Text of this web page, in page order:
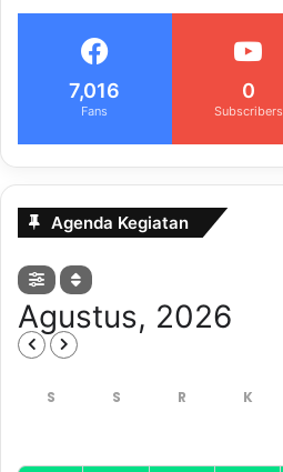
7,016
Fans
0
Subscribers
Agenda Kegiatan
Agustus, 2026